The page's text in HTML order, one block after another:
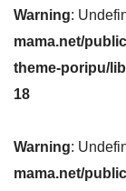
Warning:
mama.net/
theme-poripu/
18
Warning:
mama.net/